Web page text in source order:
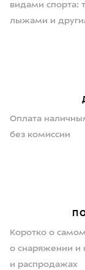
видами спорта:
лыжами и
Оплата
без комиссии
Коротко о
о снаряжении и
и распродажах